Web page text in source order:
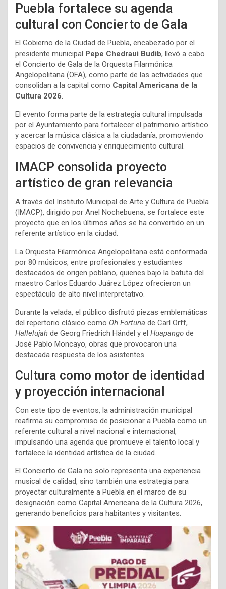
Puebla fortalece su agenda
cultural con Concierto de Gala
El Gobierno de la Ciudad de Puebla, encabezado por el
presidente municipal Pepe Chedraui Budib, llevó a cabo
el Concierto de Gala de la Orquesta Filarmónica
Angelopolitana (OFA), como parte de las actividades que
consolidan a la capital como Capital Americana de la
Cultura 2026.
El evento forma parte de la estrategia cultural impulsada
por el Ayuntamiento para fortalecer el patrimonio artístico
y acercar la música clásica a la ciudadanía, promoviendo
espacios de convivencia y enriquecimiento cultural.
IMACP consolida proyecto
artístico de gran relevancia
A través del Instituto Municipal de Arte y Cultura de Puebla
(IMACP), dirigido por Anel Nochebuena, se fortalece este
proyecto que en los últimos años se ha convertido en un
referente artístico en la ciudad.
La Orquesta Filarmónica Angelopolitana está conformada
por 80 músicos, entre profesionales y estudiantes
destacados de origen poblano, quienes bajo la batuta del
maestro Carlos Eduardo Juárez López ofrecieron un
espectáculo de alto nivel interpretativo.
Durante la velada, el público disfrutó piezas emblemáticas
del repertorio clásico como Oh Fortuna de Carl Orff,
Hallelujah de Georg Friedrich Händel y el Huapango de
José Pablo Moncayo, obras que provocaron una
destacada respuesta de los asistentes.
Cultura como motor de identidad
y proyección internacional
Con este tipo de eventos, la administración municipal
reafirma su compromiso de posicionar a Puebla como un
referente cultural a nivel nacional e internacional,
impulsando una agenda que promueve el talento local y
fortalece la identidad artística de la ciudad.
El Concierto de Gala no solo representa una experiencia
musical de calidad, sino también una estrategia para
proyectar culturalmente a Puebla en el marco de su
designación como Capital Americana de la Cultura 2026,
generando beneficios para habitantes y visitantes.